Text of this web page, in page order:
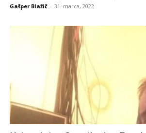
Gašper Blažič - 31. marca, 2022